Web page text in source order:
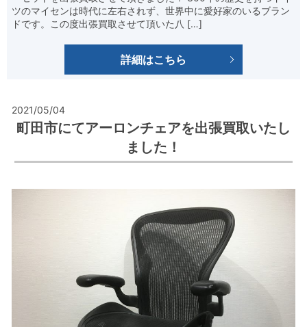
ツのマイセンは時代に左右されず、世界中に愛好家のいるブラン
ドです。この度出張買取させて頂いた八 […]
詳細はこちら
2021/05/04
町田市にてアーロンチェアを出張買取いたし
ました！